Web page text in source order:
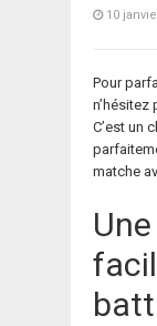
10
Pour
n’hésitez
C’est un
matche